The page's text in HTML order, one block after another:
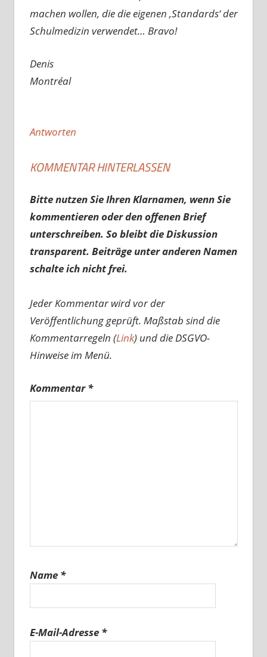
machen wollen, die die eigenen ‚Standards‘ der
Schulmedizin verwendet… Bravo!
Denis
Montréal
Antworten
KOMMENTAR HINTERLASSEN
Bitte nutzen Sie Ihren Klarnamen, wenn Sie
kommentieren oder den offenen Brief
unterschreiben. So bleibt die Diskussion
transparent. Beiträge unter anderen Namen
schalte ich nicht frei.
Jeder Kommentar wird vor der
Veröffentlichung geprüft. Maßstab sind die
Kommentarregeln (Link) und die DSGVO-
Hinweise im Menü.
Kommentar*
Name *
E-Mail-Adresse *